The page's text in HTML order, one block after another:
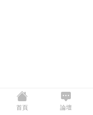
首頁 論壇